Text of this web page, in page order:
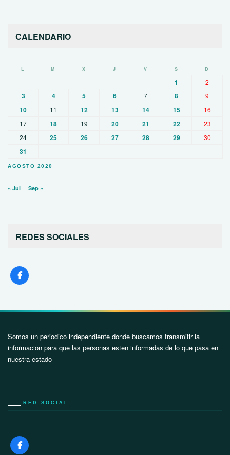
CALENDARIO
AGOSTO 2020
L M X J V S D
1 2
3 4 5 6 7 8 9
10 11 12 13 14 15
16
17
18 19 20 21 22
23
24
25 26 27 28 29 30
31
« Jul Sep »
REDES SOCIALES
Somos un periodico independiente donde buscamos transmitir la
informacion para que las personas esten informadas de lo que pasa en
nuestra estado
RED SOCIAL: